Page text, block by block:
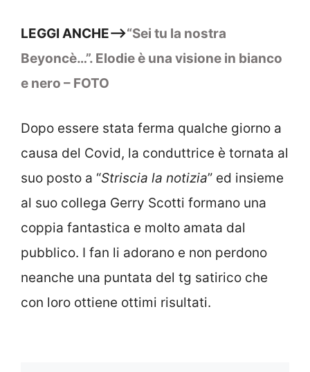
LEGGI ANCHE—>“Sei tu la nostra
Beyoncè…”. Elodie è una visione in bianco
e nero – FOTO
Dopo essere stata ferma qualche giorno a
causa del Covid, la conduttrice è tornata al
suo posto a “Striscia la notizia” ed insieme
al suo collega Gerry Scotti formano una
coppia fantastica e molto amata dal
pubblico. I fan li adorano e non perdono
neanche una puntata del tg satirico che
con loro ottiene ottimi risultati.